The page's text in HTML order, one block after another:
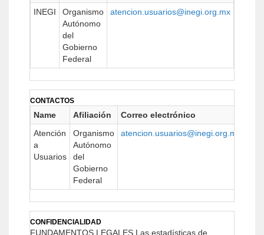
INEGI
Organismo
Autónomo
del
Gobierno
Federal
atencion.usuarios@inegi.org.mx
CONTACTOS
Name Afiliación Correo electrónico
Atención
a
Usuarios
Organismo
Autónomo
del
Gobierno
Federal
atencion.usuarios@inegi.org.mx
CONFIDENCIALIDAD
FUNDAMENTOS LEGALES Las estadísticas de